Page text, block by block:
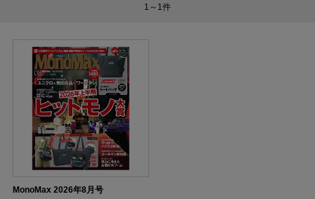
1～1件
MonoMax 2026年8月号